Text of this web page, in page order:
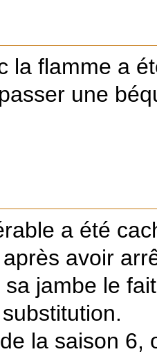
la flamme a
une
a été
avoir
jambe le
la saison 6,